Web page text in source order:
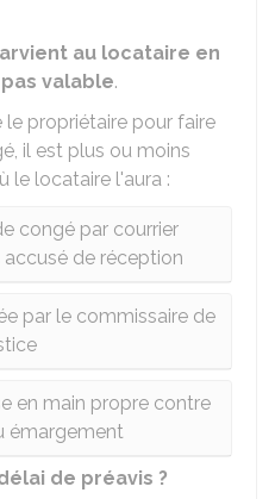
au locataire en
valable.
propriétaire pour faire
il est plus ou moins
le locataire l'aura :
congé par courrier
de réception
par le commissaire de
en main propre contre
émargement
de préavis ?